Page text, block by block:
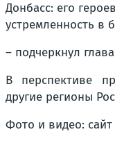
Донбасс: его
устремленность в
– подчеркнул
В перспективе
другие регионы
Фото и видео: